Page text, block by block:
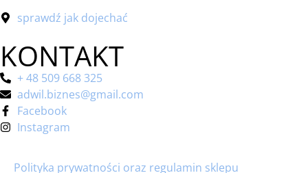
sprawdź jak dojechać
KONTAKT
+ 48 509 668 325
adwil.biznes@gmail.com
Facebook
Instagram
Polityka prywatności oraz regulamin sklepu